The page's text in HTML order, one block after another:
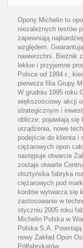
Opony Michelin to
niezależnych testów
zapewniają
względem.
nawierzchni. Bieżnik
lekkie i przyjemne
Polsce od 1994 r.,
pierwsza filia Grupy
W grudniu 1995 roku
większościowy akcji
strategicznym i
oblicze: pojawiają się
urządzenia, nowe
podejście do klienta i
ciężarowych opon
następuje otwarcie
zostaje otwarte
olsztyńska fabryka
ciężarowych pod
kordów wytwarza się
zastosowanie w
styczniu 2005 roku
Michelin Polska w
Polska S.A.
nowy Zakład Opon
Półfabrykatów.